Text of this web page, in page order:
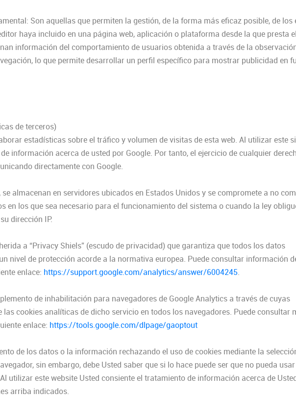
Son aquellas que permiten la gestión, de la forma más eficaz posible, de los
haya incluido en una página web, aplicación o plataforma desde la que presta
información del comportamiento de usuarios obtenida a través de la
lo que permite desarrollar un perfil específico para mostrar publicidad en
de terceros)
estadísticas sobre el tráfico y volumen de visitas de esta web. Al utilizar este
información acerca de usted por Google. Por tanto, el ejercicio de cualquier
directamente con Google.
almacenan en servidores ubicados en Estados Unidos y se compromete a no
en los que sea necesario para el funcionamiento del sistema o cuando la ley
dirección IP.
a “Privacy Shiels” (escudo de privacidad) que garantiza que todos los datos
nivel de protección acorde a la normativa europea. Puede consultar información
enlace: https://support.google.com/analytics/answer/6004245.
de inhabilitación para navegadores de Google Analytics a través de cuyas
cookies analíticas de dicho servicio en todos los navegadores. Puede consultar
enlace: https://tools.google.com/dlpage/gaoptout
de los datos o la información rechazando el uso de cookies mediante la
sin embargo, debe Usted saber que si lo hace puede ser que no pueda
utilizar este website Usted consiente el tratamiento de información acerca de
arriba indicados.